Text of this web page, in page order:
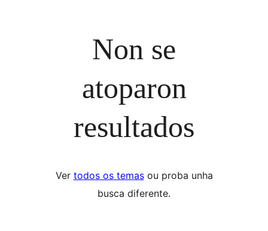
Non se
atoparon
resultados
Ver todos os temasou proba unha
busca diferente.